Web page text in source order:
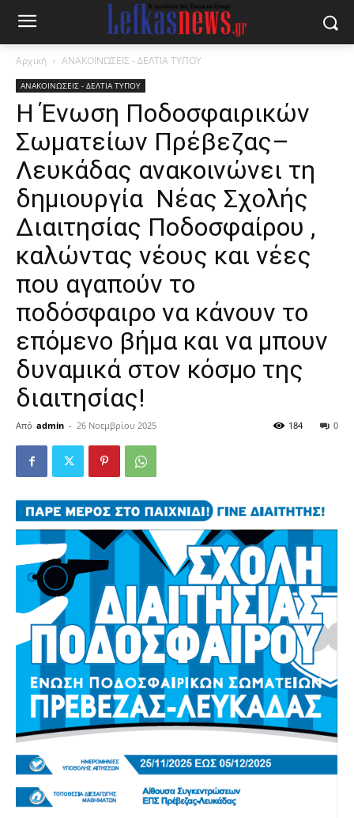
Αρχική ΑΝΑΚΟΙΝΩΣΕΙΣ - ΔΕΛΤΙΑ ΤΥΠΟΥ
ΑΝΑΚΟΙΝΩΣΕΙΣ - ΔΕΛΤΙΑ ΤΥΠΟΥ
Η Ένωση Ποδοσφαιρικών
Σωματείων Πρέβεζας–
Λευκάδας ανακοινώνει τη
δημιουργία Νέας Σχολής
Διαιτησίας Ποδοσφαίρου ,
καλώντας νέους και νέες
που αγαπούν το
ποδόσφαιρο να κάνουν το
επόμενο βήμα και να μπουν
δυναμικά στον κόσμο της
διαιτησίας!
Από admin - 26 Νοεμβρίου 2025 0
184